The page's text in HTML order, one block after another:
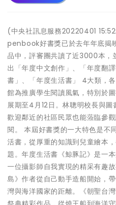
(中央社訊息服務20220401
penbook好書獎已於去年年底揭
品中，評審團共讀了近3000本，
出「年度中文創作」、「年度翻
書」、「年度生活書」 4大類，
館為推廣學生閱讀風氣，特別於
展期至4月12日。林聰明校長與圖
歡迎鄰近的社區民眾也能蒞臨參
閱。 本屆好書獎的一大特色是不
活書，從厚重的知識到兒童繪本
題。年度生活書《鯨豚記》是一
一位攝影師自我實現的精采有趣
島》作者從自己動手造船開始，
灣與海洋國家的距離。《朝聖台